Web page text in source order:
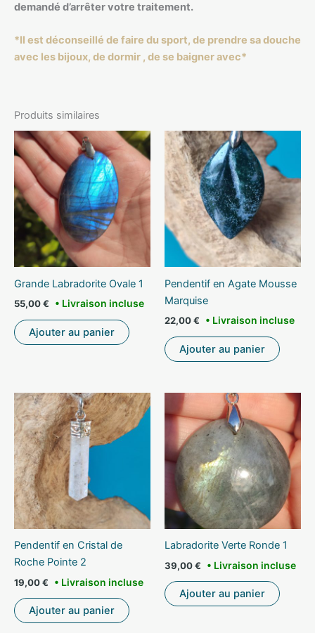
demandé d’arrêter votre traitement.
*Il est déconseillé de faire du sport, de prendre sa douche
avec les bijoux, de dormir , de se baigner avec*
Produits similaires
Grande Labradorite Ovale 1
55,00€
Ajouter au panier
Pendentif en Agate Mousse
Marquise
22,00€
Ajouter au panier
Pendentif en Cristal de
Roche Pointe 2
19,00€
Ajouter au panier
Labradorite Verte Ronde 1
39,00€
Ajouter au panier